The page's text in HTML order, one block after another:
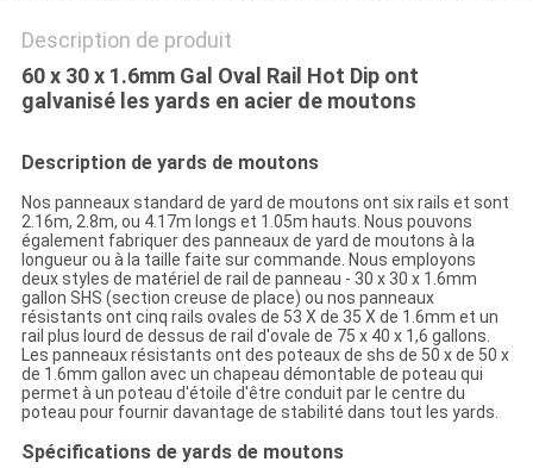
Description de produit
60 x 30 x 1.6mm Gal Oval Rail Hot Dip ont
galvanisé les yards en acier de moutons
Description de yards de moutons
Nos panneaux standard de yard de moutons ont six rails et sont
2.16m, 2.8m, ou 4.17m longs et 1.05m hauts. Nous pouvons
également fabriquer des panneaux de yard de moutons à la
longueur ou à la taille faite sur commande. Nous employons
deux styles de matériel de rail de panneau - 30 x 30 x 1.6mm
gallon SHS (section creuse de place) ou nos panneaux
résistants ont cinq rails ovales de 53 X de 35 X de 1.6mm et un
rail plus lourd de dessus de rail d'ovale de 75 x 40 x 1,6 gallons.
Les panneaux résistants ont des poteaux de shs de 50 x de 50 x
de 1.6mm gallon avec un chapeau démontable de poteau qui
permet à un poteau d'étoile d'être conduit par le centre du
poteau pour fournir davantage de stabilité dans tout les yards.
Spécifications de yards de moutons